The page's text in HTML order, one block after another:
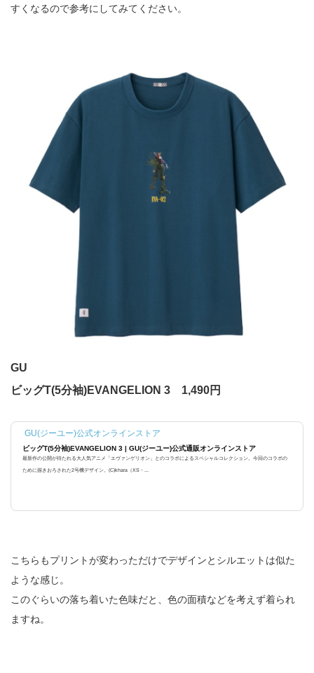
すくなるので参考にしてみてください。
GU
ビッグT(5分袖)EVANGELION 3 1,490円
GU(ジーユー)公式オンラインストア
ビッグT(5分袖)EVANGELION 3 | GU(ジーユー)公式通販オンラインストア
最新作の公開が待たれる大人気アニメ「エヴァンゲリオン」とのコラボによるスペシャルコレクション。今回のコラボの
ために描きおろされた2号機デザイン。(C)khara（XS・...
こちらもプリントが変わっただけでデザインとシルエットは似た
ような感じ。
このぐらいの落ち着いた色味だと、色の面積などを考えず着られ
ますね。